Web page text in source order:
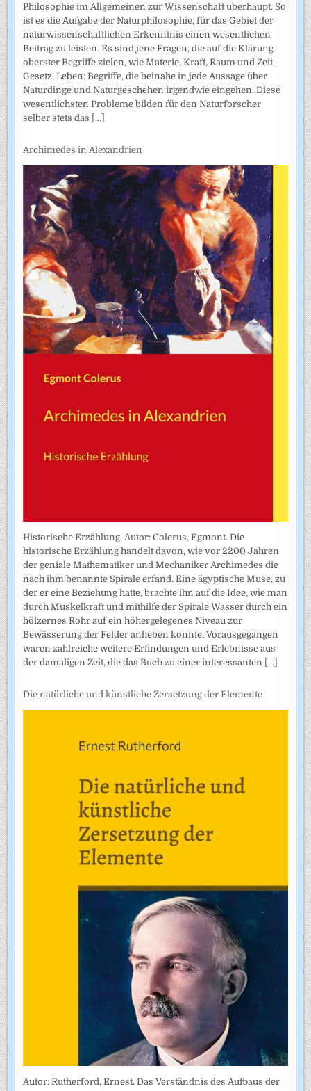
Philosophie im Allgemeinen zur Wissenschaft überhaupt. So
ist es die Aufgabe der Naturphilosophie, für das Gebiet der
naturwissenschaftlichen Erkenntnis einen wesentlichen
Beitrag zu leisten. Es sind jene Fragen, die auf die Klärung
oberster Begriffe zielen, wie Materie, Kraft, Raum und Zeit,
Gesetz, Leben: Begriffe, die beinahe in jede Aussage über
Naturdinge und Naturgeschehen irgendwie eingehen. Diese
wesentlichsten Probleme bilden für den Naturforscher
selber stets das [...]
Archimedes in Alexandrien
Historische Erzählung. Autor: Colerus, Egmont. Die
historische Erzählung handelt davon, wie vor 2200 Jahren
der geniale Mathematiker und Mechaniker Archimedes die
nach ihm benannte Spirale erfand. Eine ägyptische Muse, zu
der er eine Beziehung hatte, brachte ihn auf die Idee, wie man
durch Muskelkraft und mithilfe der Spirale Wasser durch ein
hölzernes Rohr auf ein höhergelegenes Niveau zur
Bewässerung der Felder anheben konnte. Vorausgegangen
waren zahlreiche weitere Erfindungen und Erlebnisse aus
der damaligen Zeit, die das Buch zu einer interessanten [...]
Die natürliche und künstliche Zersetzung der Elemente
Autor: Rutherford, Ernest. Das Verständnis des Aufbaus der